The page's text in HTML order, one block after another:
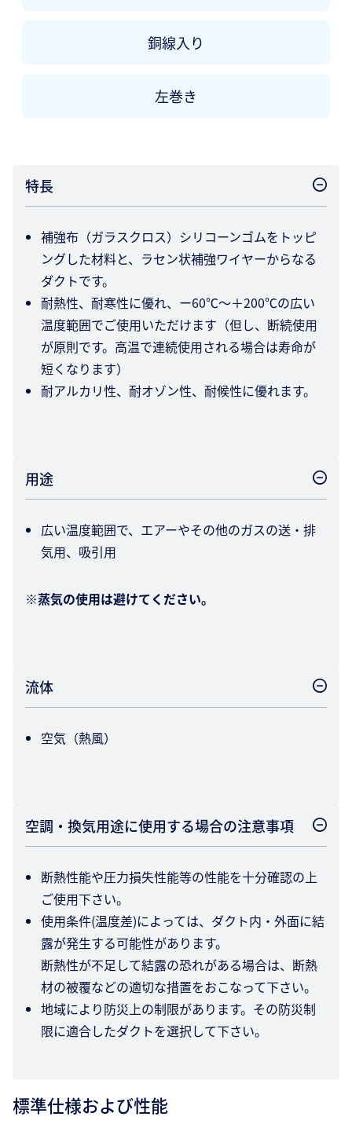
銅線入り
左巻き
特長
補強布（ガラスクロス）シリコーンゴムをトッピ
ングした材料と、ラセン状補強ワイヤーからなる
ダクトです。
耐熱性、耐寒性に優れ、ー60℃〜＋200℃の広い
温度範囲でご使用いただけます（但し、断続使用
が原則です。高温で連続使用される場合は寿命が
短くなります）
耐アルカリ性、耐オゾン性、耐候性に優れます。
用途
広い温度範囲で、エアーやその他のガスの送・排
気用、吸引用
※蒸気の使用は避けてください。
流体
空気（熱風）
空調・換気用途に使用する場合の注意事項
断熱性能や圧力損失性能等の性能を十分確認の上
ご使用下さい。
使用条件(温度差)によっては、ダクト内・外面に結
露が発生する可能性があります。
断熱性が不足して結露の恐れがある場合は、断熱
材の被覆などの適切な措置をおこなって下さい。
地域により防災上の制限があります。その防災制
限に適合したダクトを選択して下さい。
標準仕様および性能